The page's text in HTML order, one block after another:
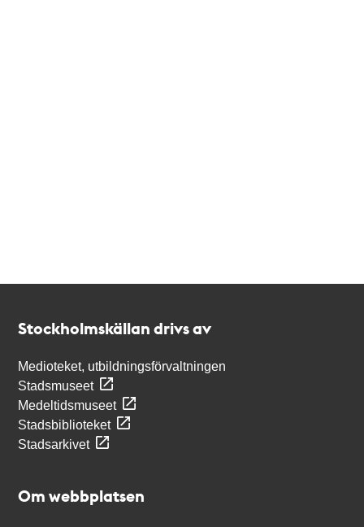
Stockholmskällan drivs av
Medioteket, utbildningsförvaltningen
Stadsmuseet
Medeltidsmuseet
Stadsbiblioteket
Stadsarkivet
Om webbplatsen